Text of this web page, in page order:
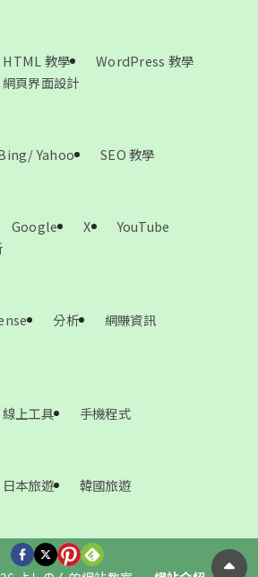
HTML 教學
WordPress 教學
網頁界面設計
Yahoo SEO 教學
Google X
YouTube
分析
網賺資訊
線上工具 手機程式
日本旅遊 韓國旅遊